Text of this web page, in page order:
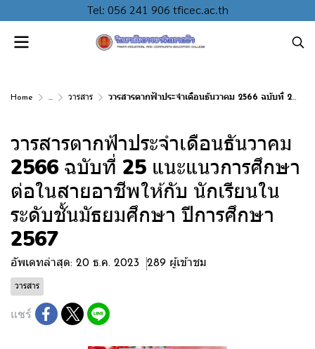
Tel: 056 241 906 tficec.ac.th
Home ... วารสาร วารสารตากฟ้าประจำเดือนธันวาคม 2566 ฉบับที่ 25 แนะแนวการศึกษาต่อในสายอาชีพให้กับ นักเรียนในระดับชั้นมัธยมศึกษา ปีการศึกษา 2567
วารสารตากฟ้าประจำเดือนธันวาคม
2566 ฉบับที่ 25 แนะแนวการศึกษา
ต่อในสายอาชีพให้กับ นักเรียนใน
ระดับชั้นมัธยมศึกษา ปีการศึกษา
2567
อัพเดทล่าสุด: 20 ธ.ค. 2023 289 ผู้เข้าชม
วารสาร
แชร์